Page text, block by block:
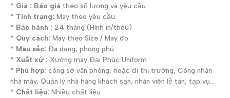
* Giá : Báo giá theo số lượng và yêu cầu
* Tình trạng: May theo yêu cầu
* Bảo hành : 24 tháng (Hình in/thêu)
* Quy cách: May theo Size / May đo
* Màu sắc: Đa dạng, phong phú
* Xuất xứ : Xưởng may Đại Phúc Uniform
* Phù hợp: công sở văn phòng, hoặc đi thị trường, Công nhân
nhà máy, Quản lý nhà hàng khách sạn, nhân viên lễ tân, tạp vụ…
* Chất liệu: Nhiều chất liệu